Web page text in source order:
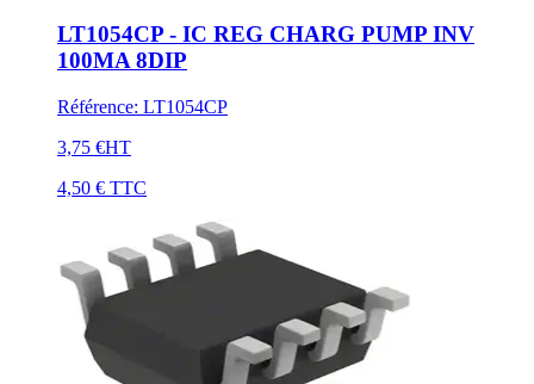
LT1054CP - IC REG CHARG PUMP INV
100MA 8DIP
Référence: LT1054CP
3,75 €HT
4,50 € TTC